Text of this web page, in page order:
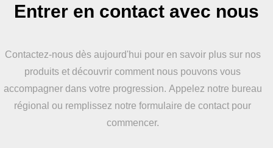
Entrer en contact avec nous
Contactez-nous dès aujourd'hui pour en savoir plus sur nos
produits et découvrir comment nous pouvons vous
accompagner dans votre progression. Appelez notre bureau
régional ou remplissez notre formulaire de contact pour
commencer.